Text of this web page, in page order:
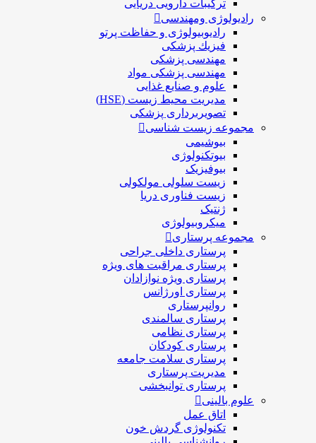
ترکیبات دارویی دریایی
رادیولوژی ومهندسی
رادیوبیولوژی و حفاظت پرتو
فيزيك پزشکی
مهندسی پزشکی
مهندسی پزشکی مواد
علوم و صنايع غذایی
مدیریت محیط زیست (HSE)
تصویربرداری پزشکی
مجموعه زیست شناسی
بیوشیمی
بیوتکنولوژی
بیوفیزیک
زیست سلولی مولکولی
زیست فناوری دریا
ژنتیک
میکروبیولوژی
مجموعه پرستاری
پرستاری داخلی جراحی
پرستاری مراقبت های ويژه
پرستاری ويژه نوازادان
پرستاری اورژانس
روانپرستاری
پرستاری سالمندی
پرستاری نظامی
پرستاری کودکان
پرستاری سلامت جامعه
مدیریت پرستاری
پرستاری توانبخشی
علوم بالینی
اتاق عمل
تکنولوژی گردش خون